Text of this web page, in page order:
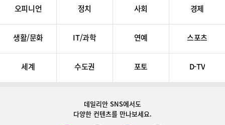
오피니언 정치 사회 경제
생활/문화 IT/과학 연예 스포츠
세계 수도권 포토 D-TV
데일리안 SNS에서도
다양한 컨텐츠를 만나보세요.